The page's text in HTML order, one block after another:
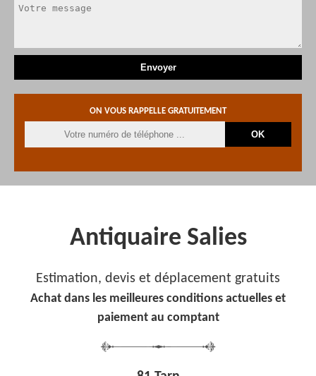
ON VOUS RAPPELLE GRATUITEMENT
Antiquaire Salies
Estimation, devis et déplacement gratuits
Achat dans les meilleures conditions actuelles et
paiement au comptant